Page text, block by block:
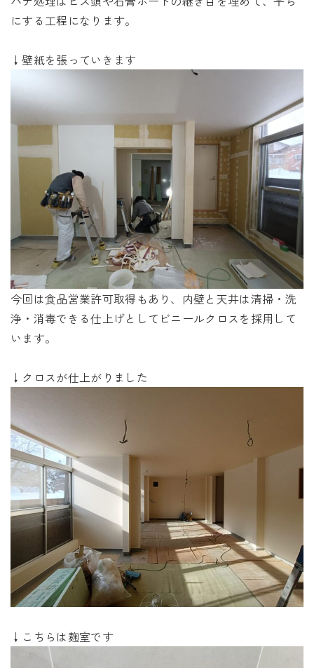
にする工程になります。
↓壁紙を張っていきます
今回は食品営業許可取得もあり、内壁と天井は清掃・洗
浄・消毒できる仕上げとしてビニールクロスを採用して
います。
↓クロスが仕上がりました
↓こちらは麹室です